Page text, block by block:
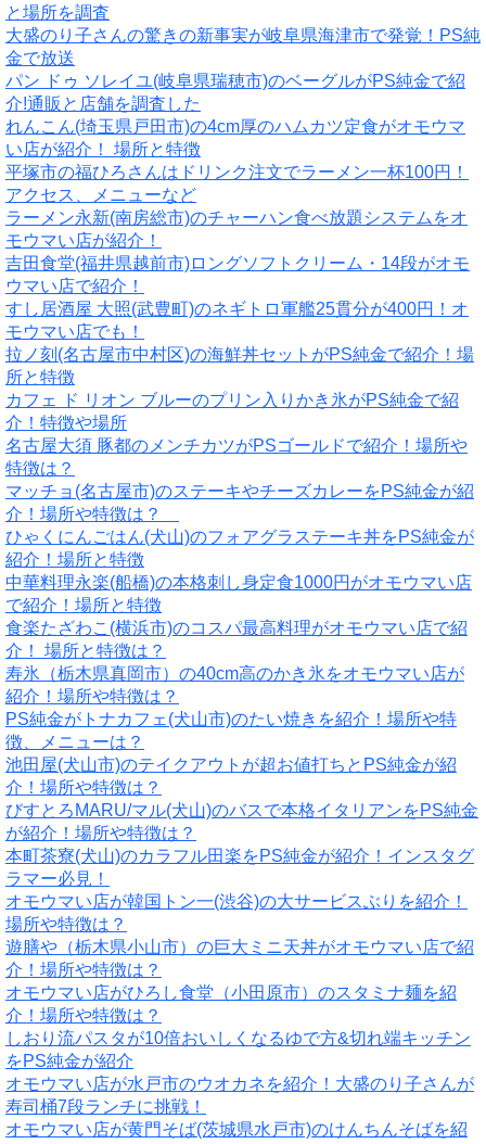
と場所を調査
大盛のり子さんの驚きの新事実が岐阜県海津市で発覚！PS純
金で放送
パン ドゥ ソレイユ(岐阜県瑞穂市)のベーグルがPS純金で紹
介!通販と店舗を調査した
れんこん(埼玉県戸田市)の4cm厚のハムカツ定食がオモウマ
い店が紹介！ 場所と特徴
平塚市の福ひろさんはドリンク注文でラーメン一杯100円！
アクセス、メニューなど
ラーメン永新(南房総市)のチャーハン食べ放題システムをオ
モウマい店が紹介！
吉田食堂(福井県越前市)ロングソフトクリーム・14段がオモ
ウマい店で紹介！
すし居酒屋 大照(武豊町)のネギトロ軍艦25貫分が400円！オ
モウマい店でも！
拉ノ刻(名古屋市中村区)の海鮮丼セットがPS純金で紹介！場
所と特徴
カフェ ド リオン ブルーのプリン入りかき氷がPS純金で紹
介！特徴や場所
名古屋大須 豚都のメンチカツがPSゴールドで紹介！場所や
特徴は？
マッチョ(名古屋市)のステーキやチーズカレーをPS純金が紹
介！場所や特徴は？
ひゃくにんごはん(犬山)のフォアグラステーキ丼をPS純金が
紹介！場所と特徴
中華料理永楽(船橋)の本格刺し身定食1000円がオモウマい店
で紹介！場所と特徴
食楽たざわこ(横浜市)のコスパ最高料理がオモウマい店で紹
介！ 場所と特徴は？
寿氷（栃木県真岡市）の40cm高のかき氷をオモウマい店が
紹介！場所や特徴は？
PS純金がトナカフェ(犬山市)のたい焼きを紹介！場所や特
徴、メニューは？
池田屋(犬山市)のテイクアウトが超お値打ちとPS純金が紹
介！場所や特徴は？
びすとろMARU/マル(犬山)のバスで本格イタリアンをPS純金
が紹介！場所や特徴は？
本町茶寮(犬山)のカラフル田楽をPS純金が紹介！インスタグ
ラマー必見！
オモウマい店が韓国トン一(渋谷)の大サービスぶりを紹介！
場所や特徴は？
遊膳や（栃木県小山市）の巨大ミニ天丼がオモウマい店で紹
介！場所や特徴は？
オモウマい店がひろし食堂（小田原市）のスタミナ麺を紹
介！場所や特徴は？
しおり流パスタが10倍おいしくなるゆで方&切れ端キッチン
をPS純金が紹介
オモウマい店が水戸市のウオカネを紹介！大盛のり子さんが
寿司桶7段ランチに挑戦！
オモウマい店が黄門そば(茨城県水戸市)のけんちんそばを紹